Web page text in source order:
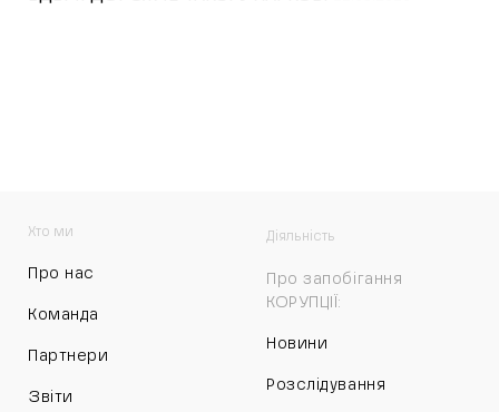
Хто ми
Про нас
Команда
Партнери
Звіти
Діяльність
Про запобігання
КОРУПЦІЇ:
Новини
Розслідування